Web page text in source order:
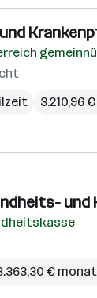
3.210,96
und
€